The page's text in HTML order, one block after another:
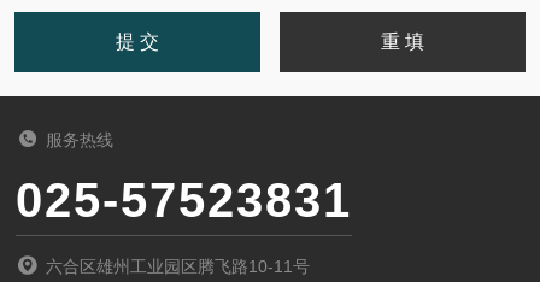
服务热线
025-57523831
六合区雄州工业园区腾飞路10-11号